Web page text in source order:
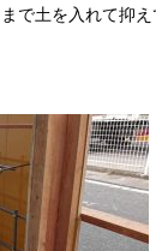
で土を入れて抑